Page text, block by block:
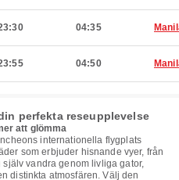
04:35
04:50
perfekta reseupplevelse
att glömma
internationella flygplats
som erbjuder hisnande vyer, från
vandra genom livliga gator,
distinkta atmosfären. Välj den